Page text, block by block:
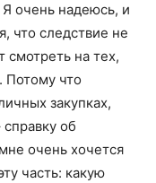
очень надеюсь, и
что следствие не
смотреть на тех,
Потому что
закупках,
об
очень хочется
часть: какую